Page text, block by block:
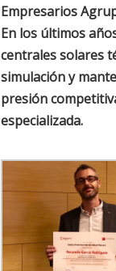
Empresarios
En los últimos
centrales solares
simulación y
presión
especializada.